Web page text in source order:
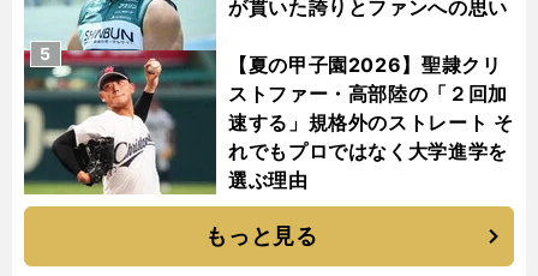
が貫いた誇りとファンへの思い
【夏の甲子園2026】聖隷クリ
ストファー・高部陸の「２回加
速する」規格外のストレート そ
れでもプロではなく大学進学を
選ぶ理由
5
もっと見る